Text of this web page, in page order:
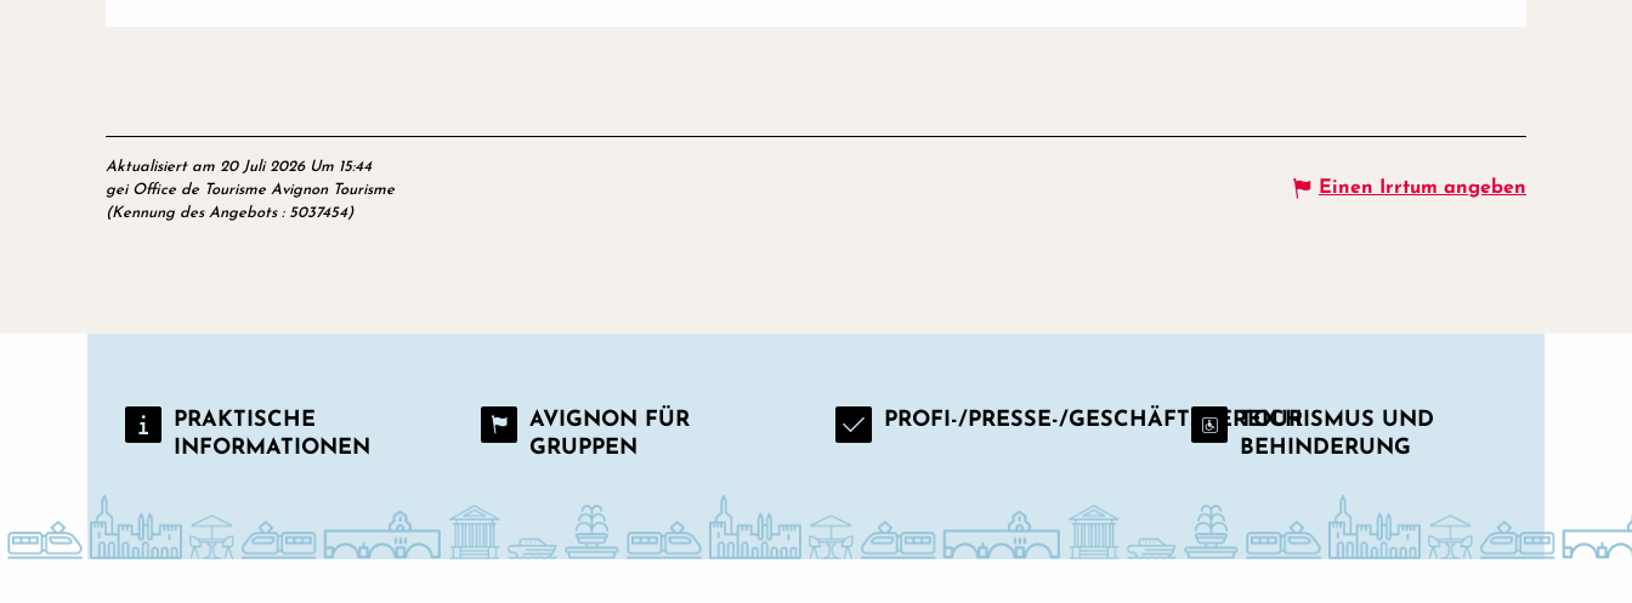
Aktualisiert am 20 Juli 2026 Um 15:44
gei Office de Tourisme Avignon Tourisme
(Kennung des Angebots : 5037454)
Einen Irrtum angeben
PRAKTISCHE
INFORMATIONEN
AVIGNON FÜR
GRUPPEN
PROFI-/PRESSE-/GESCHÄFTSBEREICHTOURISMUS UND
BEHINDERUNG